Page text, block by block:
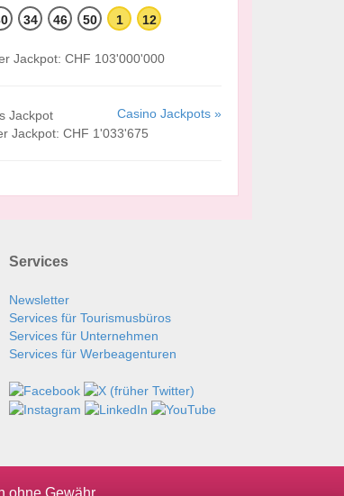
34 46 50 1 12
Jackpot: CHF 103'000'000
Casino Jackpots »
Jackpot: CHF 1'033'675
Services
Newsletter
Services für Tourismusbüros
Services für Unternehmen
Services für Werbeagenturen
ohne Gewähr